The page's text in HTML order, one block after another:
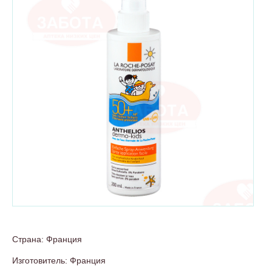
Страна: Франция
Изготовитель: Франция